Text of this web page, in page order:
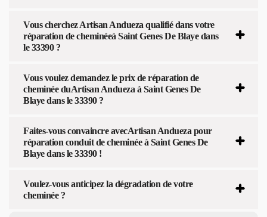
Vous cherchez Artisan Andueza qualifié dans votre
réparation de cheminéeà Saint Genes De Blaye dans
le 33390 ?
Vous voulez demandez le prix de réparation de
cheminée duArtisan Andueza à Saint Genes De
Blaye dans le 33390 ?
Faites-vous convaincre avecArtisan Andueza pour
réparation conduit de cheminée à Saint Genes De
Blaye dans le 33390 !
Voulez-vous anticipez la dégradation de votre
cheminée ?